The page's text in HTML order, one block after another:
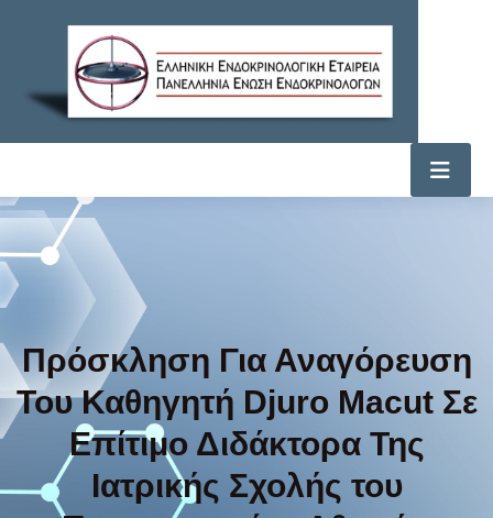
Πρόσκληση Για Αναγόρευση
Του Καθηγητή Djuro Macut Σε
Επίτιμο Διδάκτορα Της
Ιατρικής Σχολής του